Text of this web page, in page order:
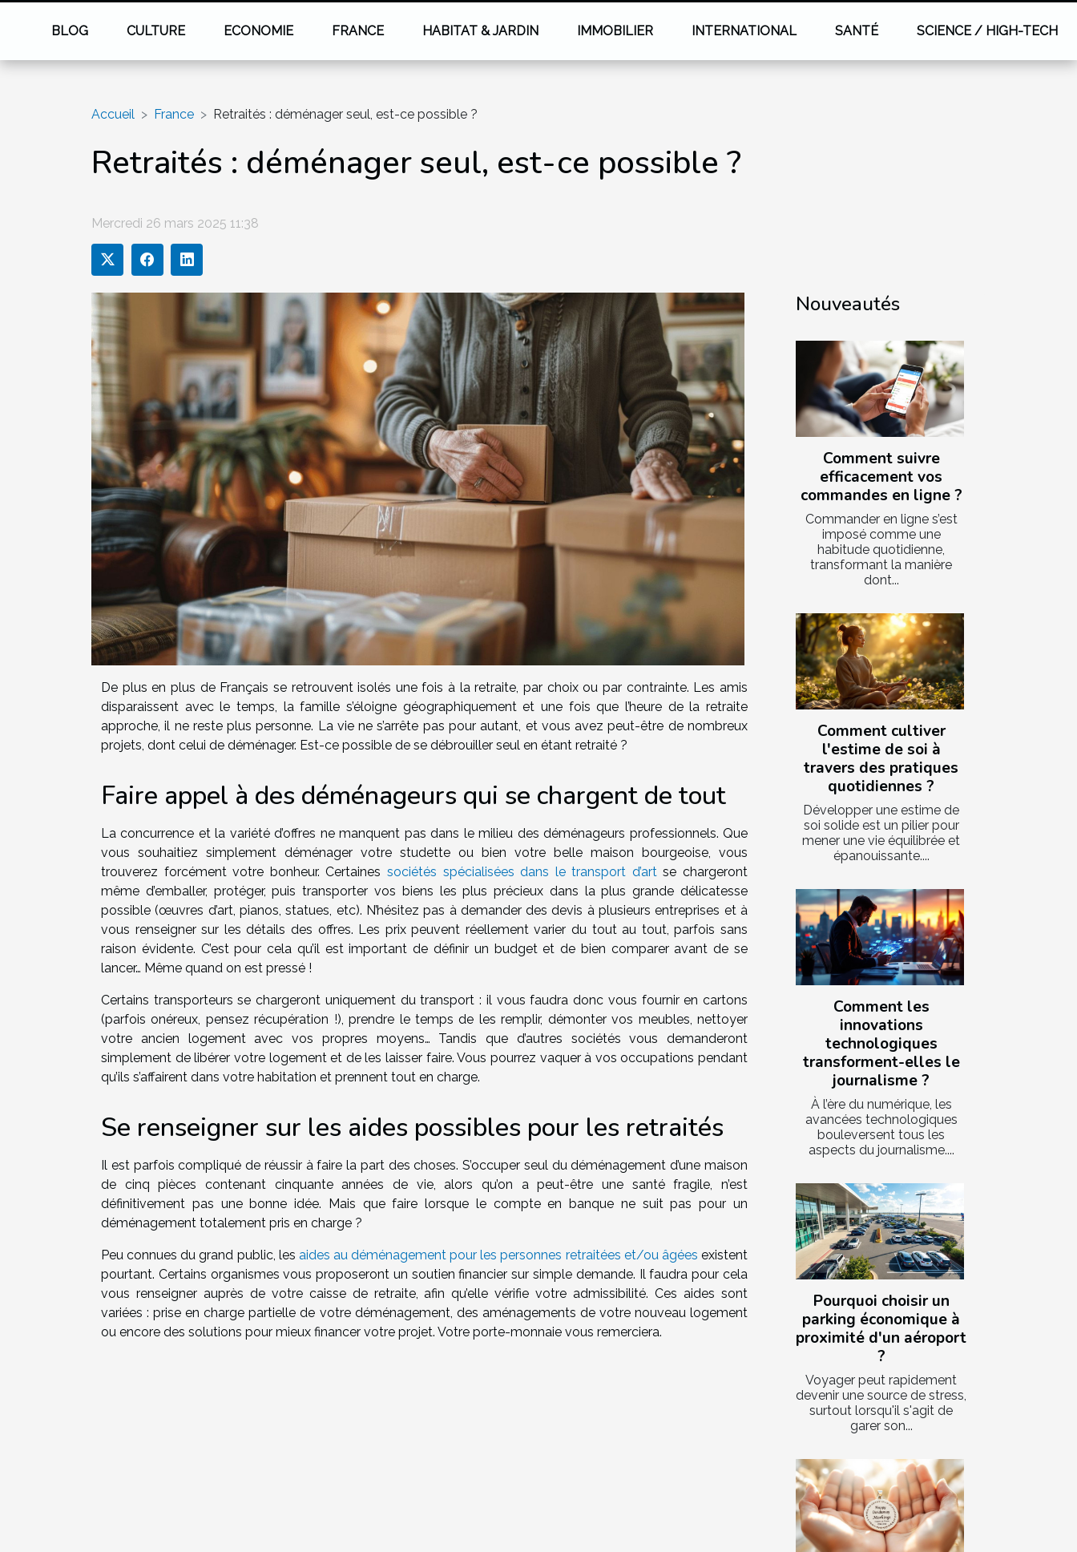
BLOG CULTURE ECONOMIE FRANCE HABITAT & JARDIN IMMOBILIER INTERNATIONAL SANTÉ SCIENCE / HIGH-TECH
Accueil France Retraités : déménager seul, est-ce possible ?
Retraités : déménager seul, est-ce possible ?
Mercredi 26 mars 2025 11:38
De plus en plus de Français se retrouvent isolés une fois à la retraite, par choix ou par contrainte. Les amis
disparaissent avec le temps, la famille s’éloigne géographiquement et une fois que l’heure de la retraite
approche, il ne reste plus personne. La vie ne s’arrête pas pour autant, et vous avez peut-être de nombreux
projets, dont celui de déménager. Est-ce possible de se débrouiller seul en étant retraité ?
Faire appel à des déménageurs qui se chargent de tout
La concurrence et la variété d’offres ne manquent pas dans le milieu des déménageurs professionnels. Que
vous souhaitiez simplement déménager votre studette ou bien votre belle maison bourgeoise, vous
trouverez forcément votre bonheur. Certaines sociétés spécialisées dans le transport d’artse chargeront
même d’emballer, protéger, puis transporter vos biens les plus précieux dans la plus grande délicatesse
possible (œuvres d’art, pianos, statues, etc). N’hésitez pas à demander des devis à plusieurs entreprises et à
vous renseigner sur les détails des offres. Les prix peuvent réellement varier du tout au tout, parfois sans
raison évidente. C’est pour cela qu’il est important de définir un budget et de bien comparer avant de se
lancer… Même quand on est pressé !
Certains transporteurs se chargeront uniquement du transport : il vous faudra donc vous fournir en cartons
(parfois onéreux, pensez récupération !), prendre le temps de les remplir, démonter vos meubles, nettoyer
votre ancien logement avec vos propres moyens… Tandis que d’autres sociétés vous demanderont
simplement de libérer votre logement et de les laisser faire. Vous pourrez vaquer à vos occupations pendant
qu’ils s’affairent dans votre habitation et prennent tout en charge.
Se renseigner sur les aides possibles pour les retraités
Il est parfois compliqué de réussir à faire la part des choses. S’occuper seul du déménagement d’une maison
de cinq pièces contenant cinquante années de vie, alors qu’on a peut-être une santé fragile, n’est
définitivement pas une bonne idée. Mais que faire lorsque le compte en banque ne suit pas pour un
déménagement totalement pris en charge ?
Peu connues du grand public, les aides au déménagement pour les personnes retraitées et/ou âgées existent
pourtant. Certains organismes vous proposeront un soutien financier sur simple demande. Il faudra pour cela
vous renseigner auprès de votre caisse de retraite, afin qu’elle vérifie votre admissibilité. Ces aides sont
variées : prise en charge partielle de votre déménagement, des aménagements de votre nouveau logement
ou encore des solutions pour mieux financer votre projet. Votre porte-monnaie vous remerciera.
Nouveautés
Comment suivre
efficacement vos
commandes en ligne ?
Commander en ligne s’est
imposé comme une
habitude quotidienne,
transformant la manière
dont...
Comment cultiver
l'estime de soi à
travers des pratiques
quotidiennes ?
Développer une estime de
soi solide est un pilier pour
mener une vie équilibrée et
épanouissante....
Comment les
innovations
technologiques
transforment-elles le
journalisme ?
À l’ère du numérique, les
avancées technologiques
bouleversent tous les
aspects du journalisme....
Pourquoi choisir un
parking économique à
proximité d'un aéroport
?
Voyager peut rapidement
devenir une source de stress,
surtout lorsqu'il s'agit de
garer son...